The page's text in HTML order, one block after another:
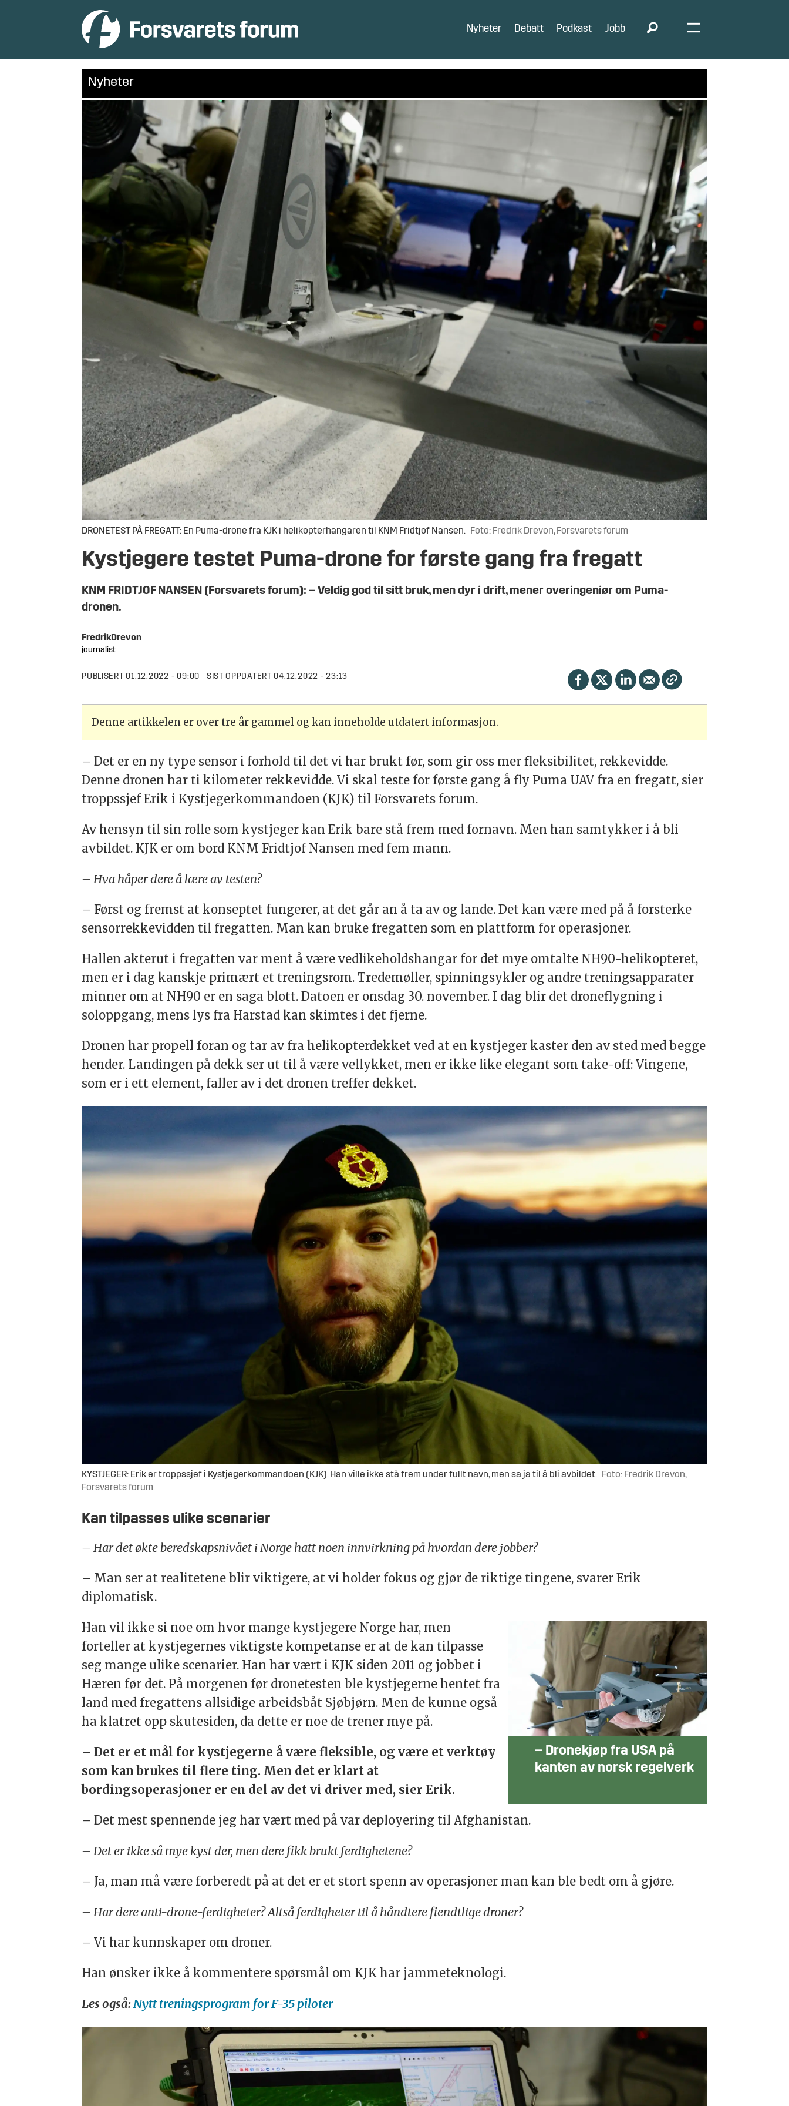
Nyheter Debatt Podkast Jobb
Nyheter
DRONETEST PÅ FREGATT: En Puma-drone fra KJK i helikopterhangaren til KNM Fridtjof Nansen. Foto: Fredrik Drevon, Forsvarets forum
Kystjegere testet Puma-drone for første gang fra fregatt
KNM FRIDTJOF NANSEN (Forsvarets forum): – Veldig god til sitt bruk, men dyr i drift, mener overingeniør om Puma-
dronen.
FredrikDrevon
journalist
PUBLISERT 01.12.2022 - 09:00 SIST OPPDATERT 04.12.2022 - 23:13
Denne artikkelen er over tre år gammel og kan inneholde utdatert informasjon.
– Det er en ny type sensor i forhold til det vi har brukt før, som gir oss mer fleksibilitet, rekkevidde.
Denne dronen har ti kilometer rekkevidde. Vi skal teste for første gang å fly Puma UAV fra en fregatt, sier
troppssjef Erik i Kystjegerkommandoen (KJK) til Forsvarets forum.
Av hensyn til sin rolle som kystjeger kan Erik bare stå frem med fornavn. Men han samtykker i å bli
avbildet. KJK er om bord KNM Fridtjof Nansen med fem mann.
– Hva håper dere å lære av testen?
– Først og fremst at konseptet fungerer, at det går an å ta av og lande. Det kan være med på å forsterke
sensorrekkevidden til fregatten. Man kan bruke fregatten som en plattform for operasjoner.
Hallen akterut i fregatten var ment å være vedlikeholdshangar for det mye omtalte NH90-helikopteret,
men er i dag kanskje primært et treningsrom. Tredemøller, spinningsykler og andre treningsapparater
minner om at NH90 er en saga blott. Datoen er onsdag 30. november. I dag blir det droneflygning i
soloppgang, mens lys fra Harstad kan skimtes i det fjerne.
Dronen har propell foran og tar av fra helikopterdekket ved at en kystjeger kaster den av sted med begge
hender. Landingen på dekk ser ut til å være vellykket, men er ikke like elegant som take-off: Vingene,
som er i ett element, faller av i det dronen treffer dekket.
KYSTJEGER: Erik er troppssjef i Kystjegerkommandoen (KJK). Han ville ikke stå frem under fullt navn, men sa ja til å bli avbildet.
Foto: Fredrik Drevon,
Forsvarets forum.
Kan tilpasses ulike scenarier
– Har det økte beredskapsnivået i Norge hatt noen innvirkning på hvordan dere jobber?
– Man ser at realitetene blir viktigere, at vi holder fokus og gjør de riktige tingene, svarer Erik
diplomatisk.
– Dronekjøp fra USA på
kanten av norsk regelverk
Han vil ikke si noe om hvor mange kystjegere Norge har, men
forteller at kystjegernes viktigste kompetanse er at de kan tilpasse
seg mange ulike scenarier. Han har vært i KJK siden 2011 og jobbet i
Hæren før det. På morgenen før dronetesten ble kystjegerne hentet fra
land med fregattens allsidige arbeidsbåt Sjøbjørn. Men de kunne også
ha klatret opp skutesiden, da dette er noe de trener mye på.
– Det er et mål for kystjegerne å være fleksible, og være et verktøy
som kan brukes til flere ting. Men det er klart at
bordingsoperasjoner er en del av det vi driver med, sier Erik.
– Det mest spennende jeg har vært med på var deployering til Afghanistan.
– Det er ikke så mye kyst der, men dere fikk brukt ferdighetene?
– Ja, man må være forberedt på at det er et stort spenn av operasjoner man kan ble bedt om å gjøre.
– Har dere anti-drone-ferdigheter? Altså ferdigheter til å håndtere fiendtlige droner?
– Vi har kunnskaper om droner.
Han ønsker ikke å kommentere spørsmål om KJK har jammeteknologi.
Les også:Nytt treningsprogram for F-35 piloter